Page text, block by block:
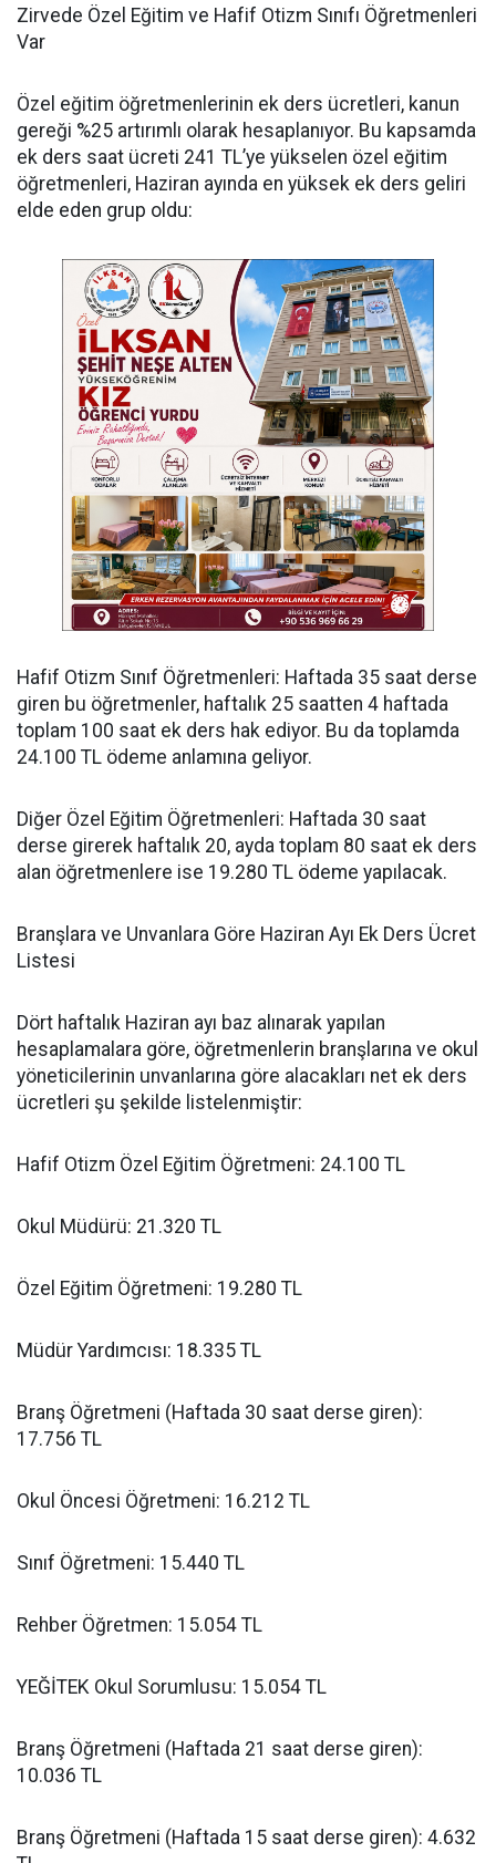
​Zirvede Özel Eğitim ve Hafif Otizm Sınıfı Öğretmenleri
Var
​Özel eğitim öğretmenlerinin ek ders ücretleri, kanun
gereği %25 artırımlı olarak hesaplanıyor. Bu kapsamda
ek ders saat ücreti 241 TL’ye yükselen özel eğitim
öğretmenleri, Haziran ayında en yüksek ek ders geliri
elde eden grup oldu:
​Hafif Otizm Sınıf Öğretmenleri: Haftada 35 saat derse
giren bu öğretmenler, haftalık 25 saatten 4 haftada
toplam 100 saat ek ders hak ediyor. Bu da toplamda
24.100 TL ödeme anlamına geliyor.
​Diğer Özel Eğitim Öğretmenleri: Haftada 30 saat
derse girerek haftalık 20, ayda toplam 80 saat ek ders
alan öğretmenlere ise 19.280 TL ödeme yapılacak.
​Branşlara ve Unvanlara Göre Haziran Ayı Ek Ders Ücret
Listesi
​Dört haftalık Haziran ayı baz alınarak yapılan
hesaplamalara göre, öğretmenlerin branşlarına ve okul
yöneticilerinin unvanlarına göre alacakları net ek ders
ücretleri şu şekilde listelenmiştir:
​Hafif Otizm Özel Eğitim Öğretmeni: 24.100 TL
​Okul Müdürü: 21.320 TL
​Özel Eğitim Öğretmeni: 19.280 TL
​Müdür Yardımcısı: 18.335 TL
​Branş Öğretmeni (Haftada 30 saat derse giren):
17.756 TL
​Okul Öncesi Öğretmeni: 16.212 TL
​Sınıf Öğretmeni: 15.440 TL
​Rehber Öğretmen: 15.054 TL
​YEĞİTEK Okul Sorumlusu: 15.054 TL
​Branş Öğretmeni (Haftada 21 saat derse giren):
10.036 TL
​Branş Öğretmeni (Haftada 15 saat derse giren): 4.632